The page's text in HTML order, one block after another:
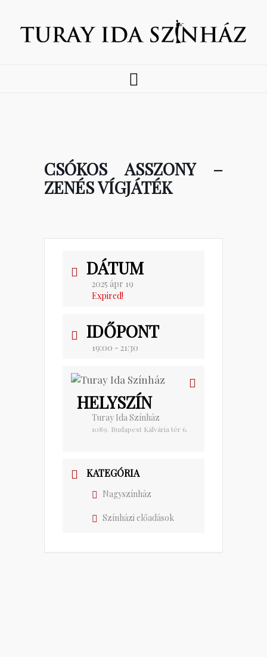
CSÓKOS ASSZONY –
ZENÉS VÍGJÁTÉK
DÁTUM
2025 ápr 19
Expired!
IDŐPONT
19:00 - 21:30
HELYSZÍN
Turay Ida Színház
1089. Budapest Kálvária tér 6.
KATEGÓRIA
Nagyszínház
Színházi előadások